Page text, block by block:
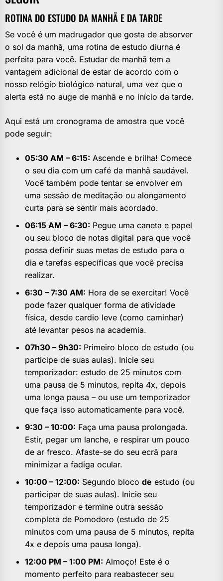
ROTINA DO ESTUDO DA MANHÃ E DA TARDE
Se você é um madrugador que gosta de absorver
o sol da manhã, uma rotina de estudo diurna é
perfeita para você. Estudar de manhã tem a
vantagem adicional de estar de acordo com o
nosso relógio biológico natural, uma vez que o
alerta está no auge de manhã e no início da tarde.
Aqui está um cronograma de amostra que você
pode seguir:
05:30 AM – 6:15: Ascende e brilha! Comece
o seu dia com um café da manhã saudável.
Você também pode tentar se envolver em
uma sessão de meditação ou alongamento
curta para se sentir mais acordado.
06:15 AM – 6:30: Pegue uma caneta e papel
ou seu bloco de notas digital para que você
possa definir suas metas de estudo para o
dia e tarefas específicas que você precisa
realizar.
6:30 – 7:30 AM: Hora de se exercitar! Você
pode fazer qualquer forma de atividade
física, desde cardio leve (como caminhar)
até levantar pesos na academia.
07h30 – 9h30: Primeiro bloco de estudo (ou
participe de suas aulas). Inicie seu
temporizador: estudo de 25 minutos com
uma pausa de 5 minutos, repita 4x, depois
uma longa pausa – ou use um temporizador
que faça isso automaticamente para você.
9:30 – 10:00: Faça uma pausa prolongada.
Estir, pegar um lanche, e respirar um pouco
de ar fresco. Afaste-se do seu ecrã para
minimizar a fadiga ocular.
10:00 – 12:00: Segundo bloco de estudo (ou
participar de suas aulas). Inicie seu
temporizador e termine outra sessão
completa de Pomodoro (estudo de 25
minutos com uma pausa de 5 minutos, repita
4x e depois uma pausa longa).
12:00 PM – 1:00 PM: Almoço! Este é o
momento perfeito para reabastecer seu